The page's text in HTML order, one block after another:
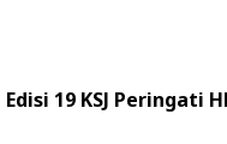
Edisi 19 KSJ Peringati